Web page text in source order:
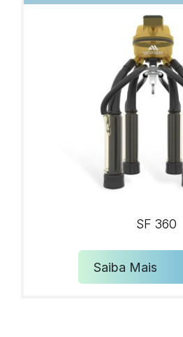
SF 360
Saiba Mais